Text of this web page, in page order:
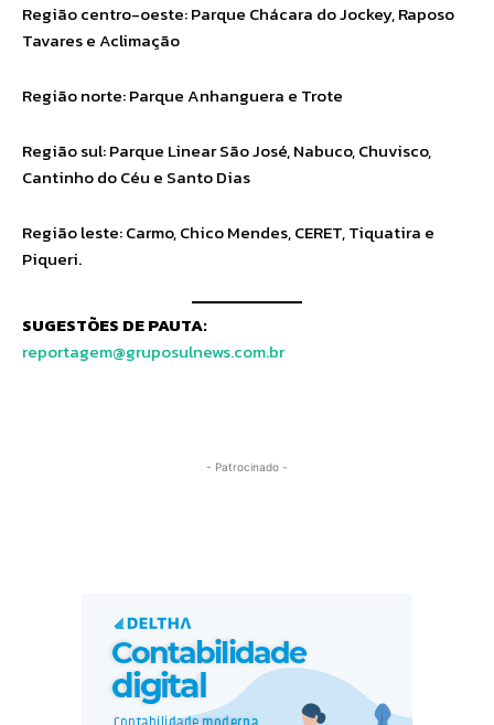
Região centro-oeste: Parque Chácara do Jockey, Raposo
Tavares e Aclimação
Região norte: Parque Anhanguera e Trote
Região sul: Parque Linear São José, Nabuco, Chuvisco,
Cantinho do Céu e Santo Dias
Região leste: Carmo, Chico Mendes, CERET, Tiquatira e
Piqueri.
SUGESTÕES DE PAUTA:
reportagem@gruposulnews.com.br
- Patrocinado -